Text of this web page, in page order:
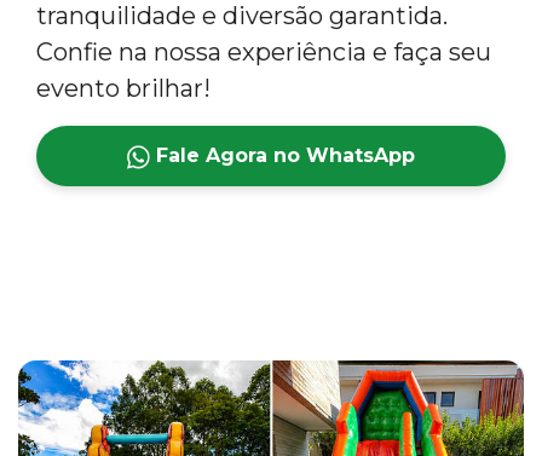
tranquilidade e diversão garantida.
Confie na nossa experiência e faça seu
evento brilhar!
Fale Agora no WhatsApp